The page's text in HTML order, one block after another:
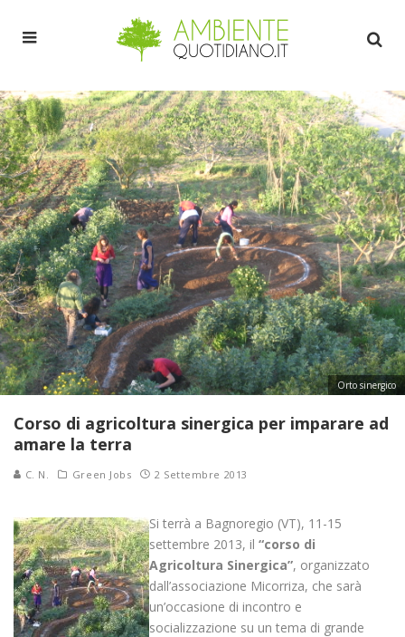
Orto sinergico
Corso di agricoltura sinergica per imparare ad
amare la terra
C. N. Green Jobs 2 Settembre 2013
Si terrà a Bagnoregio (VT), 11-15
settembre 2013, il “corso di
Agricoltura Sinergica”, organizzato
dall’associazione Micorriza, che sarà
un’occasione di incontro e
socializzazione su un tema di grande